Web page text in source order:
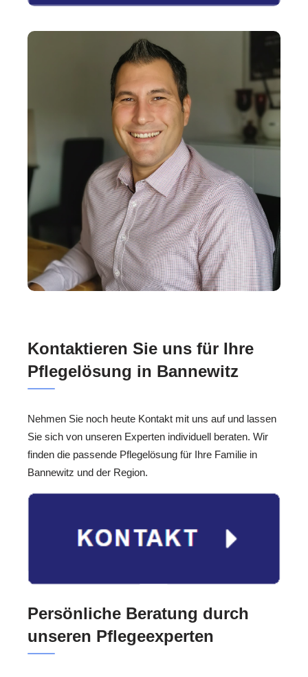
Kontaktieren Sie uns für Ihre
Pflegelösung in Bannewitz
Nehmen Sie noch heute Kontakt mit uns auf und lassen
Sie sich von unseren Experten individuell beraten. Wir
finden die passende Pflegelösung für Ihre Familie in
Bannewitz und der Region.
Persönliche Beratung durch
unseren Pflegeexperten